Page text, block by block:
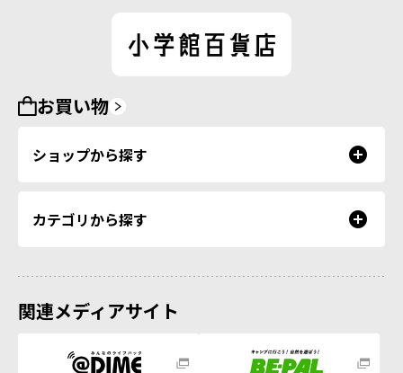
お買い物
ショップから探す
カテゴリから探す
関連メディアサイト